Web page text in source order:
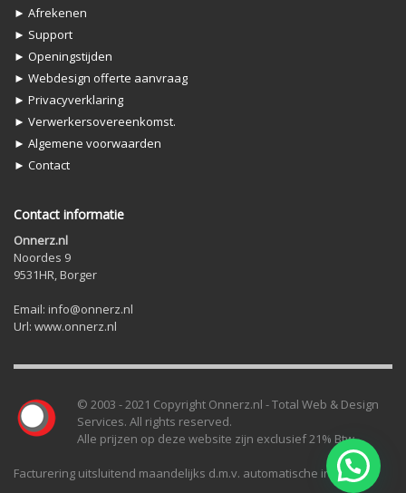
► Afrekenen
► Support
► Openingstijden
► Webdesign offerte aanvraag
► Privacyverklaring
► Verwerkersovereenkomst.
► Algemene voorwaarden
► Contact
Contact informatie
Onnerz.nl
Noordes 9
9531HR, Borger
Email: info@onnerz.nl
Url: www.onnerz.nl
© 2003 - 2021 Copyright Onnerz.nl - Total Web & Design
Services. All rights reserved.
Alle prijzen op deze website zijn exclusief 21% Btw.
Facturering uitsluitend maandelijks d.m.v. automatische incasso.